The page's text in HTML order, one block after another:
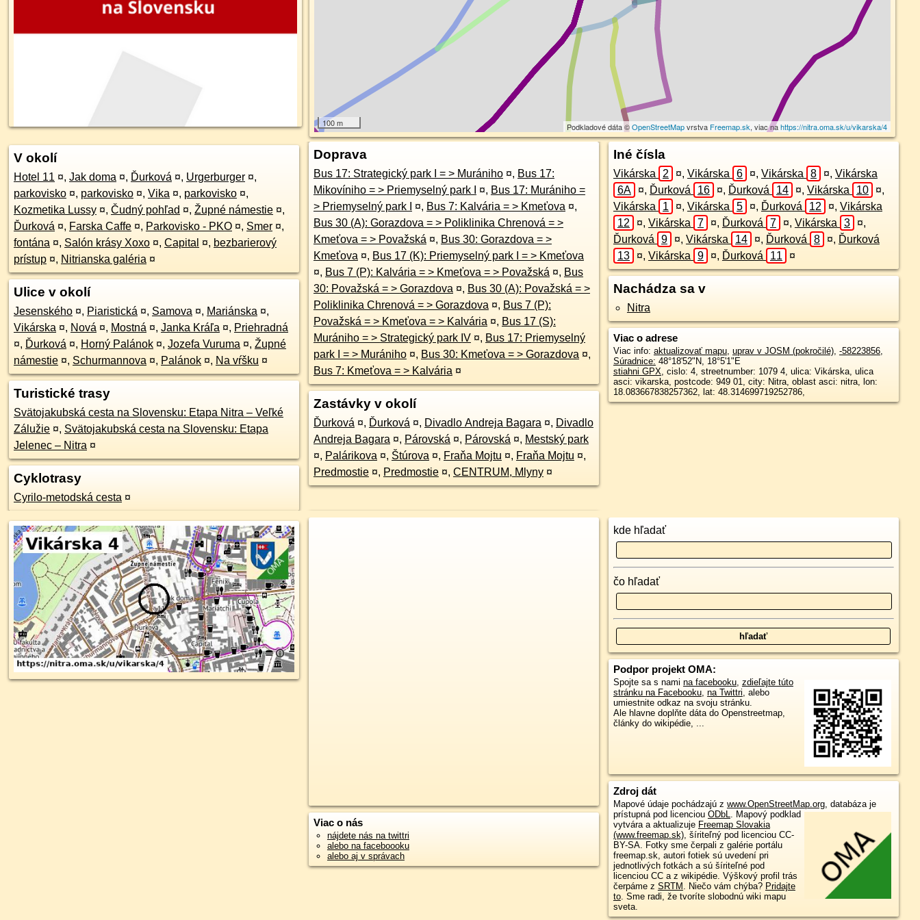
100 m Podkladové dáta ©OpenStreetMapvrstva Freemap.sk, viac nahttps://nitra.oma.sk/u/vikarska/4
V okolí
Hotel 11 ¤, Jak doma ¤, Ďurková ¤, Urgerburger ¤,
parkovisko ¤, parkovisko ¤, Vika ¤, parkovisko ¤,
Kozmetika Lussy ¤, Čudný pohľad ¤, Župné námestie ¤,
Ďurková ¤, Farska Caffe ¤, Parkovisko - PKO ¤, Smer ¤,
fontána ¤, Salón krásy Xoxo ¤, Capital ¤, bezbarierový
prístup ¤, Nitrianska galéria ¤
Ulice v okolí
Jesenského ¤, Piaristická ¤, Samova ¤, Mariánska ¤,
Vikárska ¤, Nová ¤, Mostná ¤, Janka Kráľa ¤, Priehradná
¤, Ďurková ¤, Horný Palánok ¤, Jozefa Vuruma ¤, Župné
námestie ¤, Schurmannova ¤, Palánok ¤, Na vŕšku ¤
Turistické trasy
Svätojakubská cesta na Slovensku: Etapa Nitra – Veľké
Zálužie ¤, Svätojakubská cesta na Slovensku: Etapa
Jelenec – Nitra ¤
Cyklotrasy
Cyrilo-metodská cesta ¤
Doprava
Bus 17: Strategický park I = > Murániho ¤, Bus 17:
Mikovíniho = > Priemyselný park I
¤, Bus 17: Murániho =
> Priemyselný park I
¤, Bus 7: Kalvária = > Kmeťova ¤,
Bus 30 (A): Gorazdova = > Poliklinika Chrenová = >
Kmeťova = > Považská ¤, Bus 30: Gorazdova = >
Kmeťova ¤,
Bus 17 (K): Priemyselný park I = > Kmeťova
¤, Bus 7 (P): Kalvária = > Kmeťova = > Považská ¤, Bus
30: Považská = > Gorazdova ¤, Bus 30 (A): Považská = >
Poliklinika Chrenová = > Gorazdova ¤, Bus 7 (P):
Považská = > Kmeťova = > Kalvária ¤, Bus 17 (S):
Murániho = > Strategický park IV ¤, Bus 17: Priemyselný
park I = > Murániho ¤, Bus 30: Kmeťova = > Gorazdova ¤,
Bus 7: Kmeťova = > Kalvária ¤
Zastávky v okolí
Ďurková ¤, Ďurková ¤, Divadlo Andreja Bagara ¤, Divadlo
Andreja Bagara ¤, Párovská ¤, Párovská ¤, Mestský park
¤, Palárikova ¤, Štúrova ¤, Fraňa Mojtu ¤, Fraňa Mojtu ¤,
Predmostie ¤, Predmostie ¤, CENTRUM, Mlyny ¤
Iné čísla
Vikárska 2 ¤, Vikárska 6 ¤, Vikárska 8 ¤, Vikárska
6A
¤, Ďurková 16 ¤, Ďurková 14 ¤, Vikárska 10 ¤,
Vikárska
1 ¤, Vikárska 5 ¤, Ďurková 12 ¤, Vikárska
12
¤, Vikárska 7 ¤, Ďurková 7 ¤, Vikárska 3 ¤,
Ďurková
9 ¤, Vikárska 14 ¤, Ďurková 8 ¤, Ďurková
13
¤, Vikárska 9 ¤, Ďurková 11 ¤
Nachádza sa v
Nitra
Viac o adrese
Viac info: aktualizovať mapu, uprav v JOSM (pokročilé), -58223856,
Súradnice: 48°18'52"N, 18°5'1"E
stiahni GPX, cislo: 4, streetnumber: 1079 4, ulica: Vikárska, ulica
asci: vikarska, postcode: 949 01, city: Nitra, oblast asci: nitra, lon:
18.083667838257362, lat: 48.314699719252786,
Viac o nás
nájdete nás na twittri
alebo na faceboooku
alebo aj v správach
kde hľadať
čo hľadať
Podpor projekt OMA:
Spojte sa s nami na facebooku, zdieľajte túto
stránku na Facebooku, na Twittri, alebo
umiestnite odkaz na svoju stránku.
Ale hlavne doplňte dáta do Openstreetmap,
články do wikipédie, ...
Zdroj dát
Mapové údaje pochádzajú z www.OpenStreetMap.org, databáza je
prístupná pod licenciou ODbL. Mapový podklad
vytvára a aktualizuje Freemap Slovakia
(www.freemap.sk), šíriteľný pod licenciou CC-
BY-SA. Fotky sme čerpali z galérie portálu
freemap.sk, autori fotiek sú uvedení pri
jednotlivých fotkách a sú šíriteľné pod
licenciou CC a z wikipédie. Výškový profil trás
čerpáme z SRTM . Niečo vám chýba? Pridajte
to. Sme radi, že tvoríte slobodnú wiki mapu
sveta.